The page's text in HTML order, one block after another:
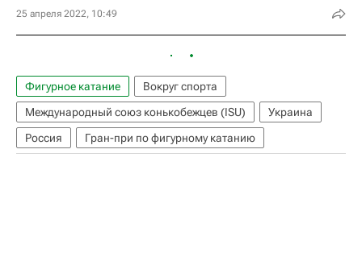
25 апреля 2022, 10:49
Фигурное катание
Вокруг спорта
Международный союз конькобежцев (ISU)
Украина
Россия
Гран-при по фигурному катанию